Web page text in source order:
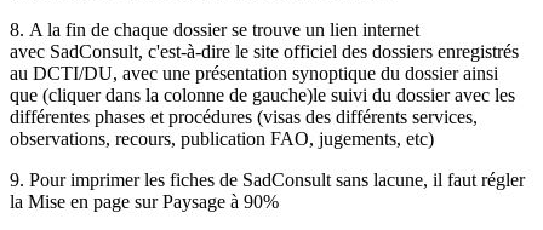
8. A la fin de chaque dossier se trouve un lien internet
avec SadConsult, c'est-à-dire le site officiel des dossiers enregistrés
au DCTI/DU, avec une présentation synoptique du dossierainsi
que (cliquer dans la colonne de gauche)le suivi du dossieravec les
différentes phases et procédures (visas des différents services,
observations, recours, publication FAO, jugements, etc)
9. Pour imprimer les fiches de SadConsult sans lacune, il faut régler
la Mise en page surPaysage à 90%